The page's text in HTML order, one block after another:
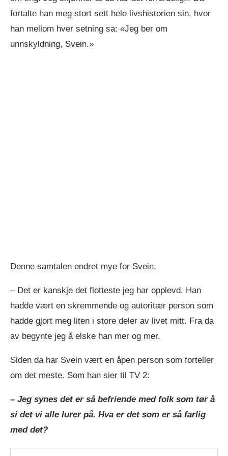
fortalte han meg stort sett hele livshistorien sin, hvor
han mellom hver setning sa: «Jeg ber om
unnskyldning, Svein.»
Denne samtalen endret mye for Svein.
– Det er kanskje det flotteste jeg har opplevd. Han
hadde vært en skremmende og autoritær person som
hadde gjort meg liten i store deler av livet mitt. Fra da
av begynte jeg å elske han mer og mer.
Siden da har Svein vært en åpen person som forteller
om det meste. Som han sier til TV 2:
– Jeg synes det er så befriende med folk som tør å
si det vi alle lurer på. Hva er det som er så farlig
med det?